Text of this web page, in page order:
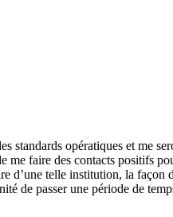
standards opératiques et me
faire des contacts positifs
d’une telle institution, la
de passer une période de